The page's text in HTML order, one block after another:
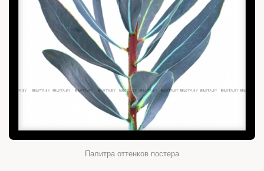
Палитра оттенков постера